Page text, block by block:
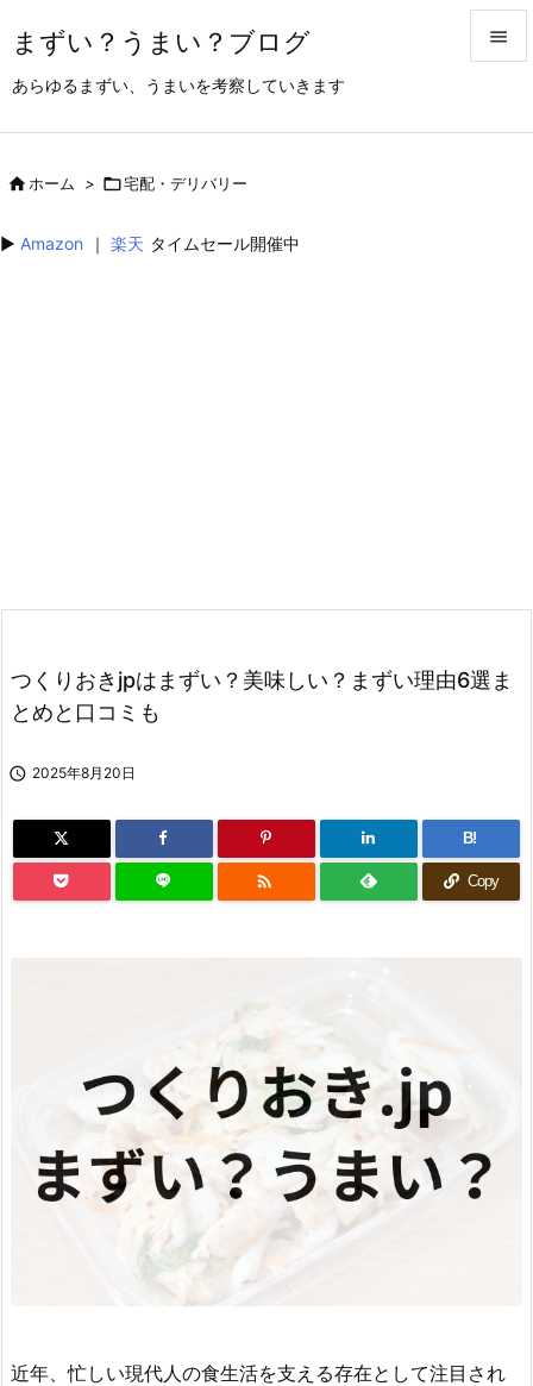
まずい？うまい？ブログ
あらゆるまずい、うまいを考察していきます

ホーム > 宅配・デリバリー
▶︎ Amazon ｜ 楽天 タイムセール開催中
つくりおきjpはまずい？美味しい？まずい理由6選ま
とめと口コミも
 2025年8月20日
B!
 Copy
近年、忙しい現代人の食生活を支える存在として注目され